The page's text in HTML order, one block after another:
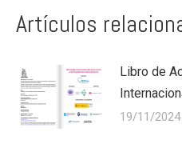
Artículos
Libro de
19/11/2024